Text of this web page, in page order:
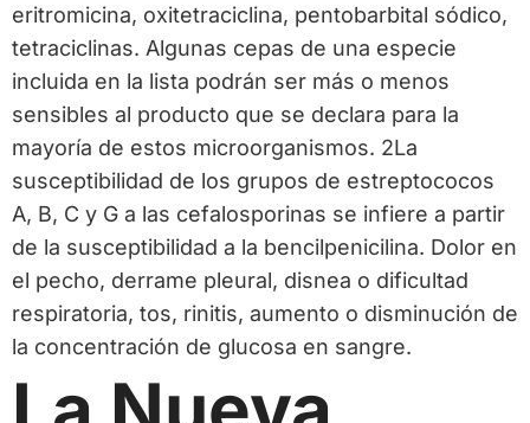
eritromicina, oxitetraciclina, pentobarbital sódico,
tetraciclinas. Algunas cepas de una especie
incluida en la lista podrán ser más o menos
sensibles al producto que se declara para la
mayoría de estos microorganismos. 2La
susceptibilidad de los grupos de estreptococos
A, B, C y G a las cefalosporinas se infiere a partir
de la susceptibilidad a la bencilpenicilina. Dolor en
el pecho, derrame pleural, disnea o dificultad
respiratoria, tos, rinitis, aumento o disminución de
la concentración de glucosa en sangre.